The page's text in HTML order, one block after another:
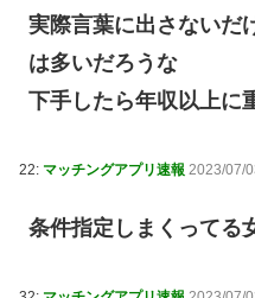
実際言葉に出さないだ
は多いだろうな
下手したら年収以上に
22: マッチングアプリ速報 2023/07/
条件指定しまくってる